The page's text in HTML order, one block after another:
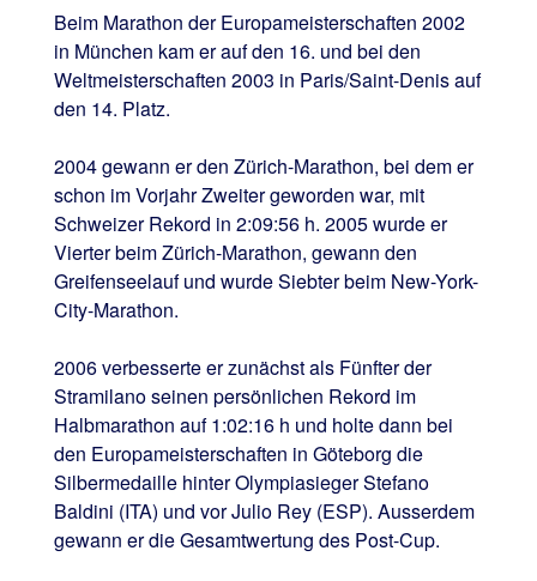
Beim Marathon der Europameisterschaften 2002
in München kam er auf den 16. und bei den
Weltmeisterschaften 2003 in Paris/Saint-Denis auf
den 14. Platz.
2004 gewann er den Zürich-Marathon, bei dem er
schon im Vorjahr Zweiter geworden war, mit
Schweizer Rekord in 2:09:56 h. 2005 wurde er
Vierter beim Zürich-Marathon, gewann den
Greifenseelauf und wurde Siebter beim New-York-
City-Marathon.
2006 verbesserte er zunächst als Fünfter der
Stramilano seinen persönlichen Rekord im
Halbmarathon auf 1:02:16 h und holte dann bei
den Europameisterschaften in Göteborg die
Silbermedaille hinter Olympiasieger Stefano
Baldini (ITA) und vor Julio Rey (ESP). Ausserdem
gewann er die Gesamtwertung des Post-Cup.